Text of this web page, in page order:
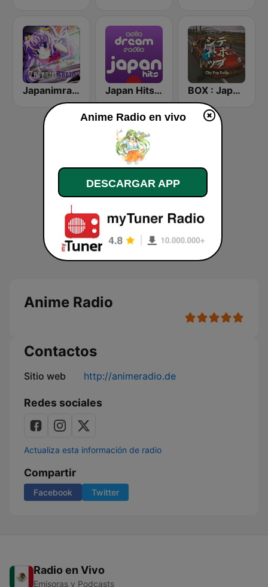
Japanimradio - Osaka Japan Hits - Asia DREAM Radio BOX : Japan City Pop -日本のシティポップ
Anime Radio
Contactos
Sitio web http://animeradio.de
Redes sociales
Actualiza esta información de radio
Compartir
Facebook Twitter
Radio en Vivo
Emisoras y Podcasts
Anime Radio en vivo
DESCARGAR APP